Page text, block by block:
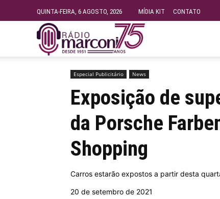
QUINTA-FEIRA, 6 AGOSTO, 2026 MÍDIA KIT CONTATO
Fundação
–
Início Especial Publicitário
Especial Publicitário News
Exposição de
da Porsche
Shopping
Carros estarão expostos a partir desta
20 de setembro de 2021